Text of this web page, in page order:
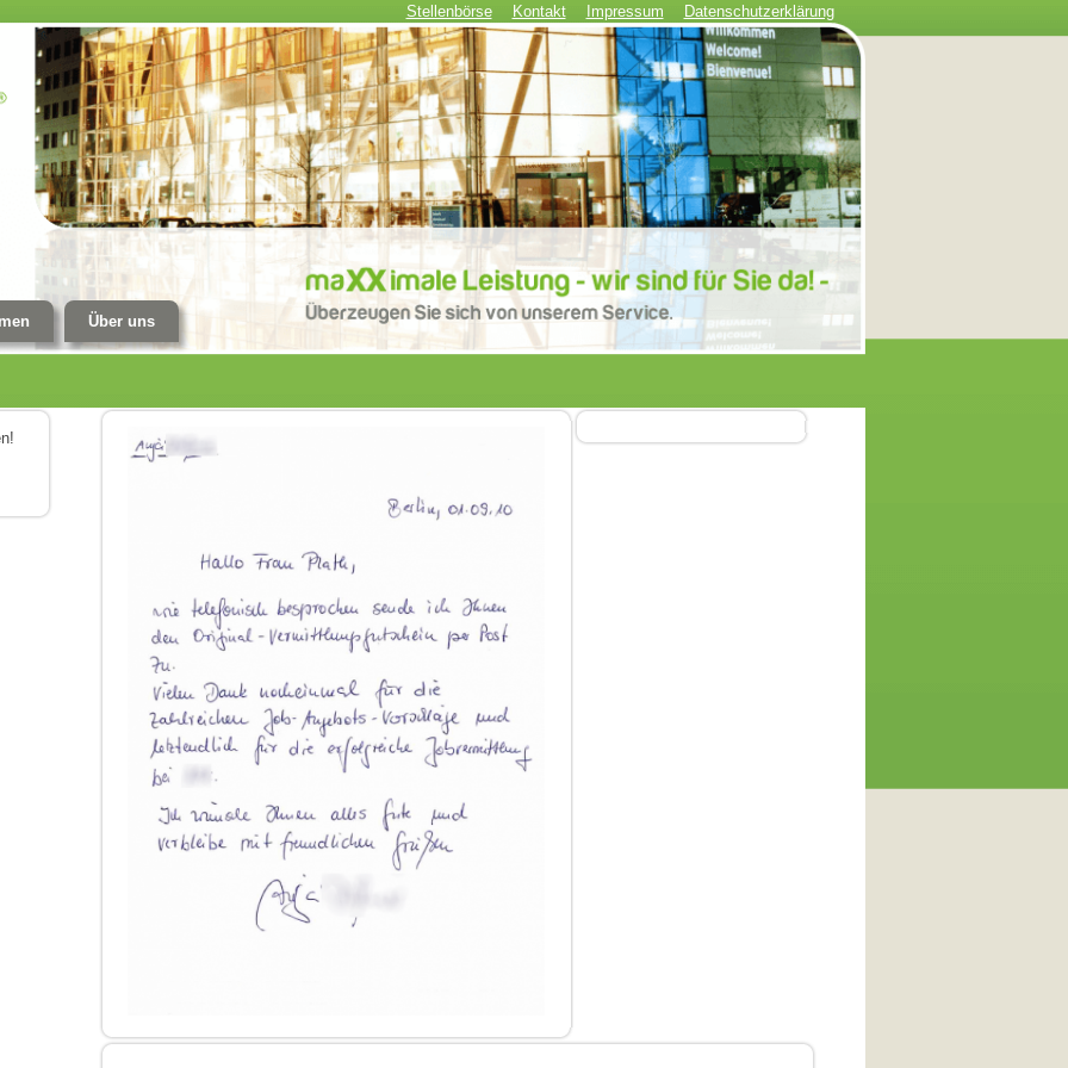
Secondary
menu
Stellenbörse Kontakt Impressum Datenschutzerklärung
Über uns
Back